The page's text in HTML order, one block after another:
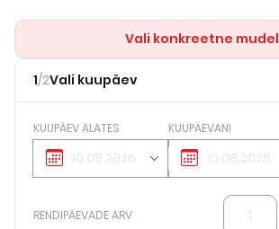
Vali konkreetne mudel
1/2Vali kuupäev
KUUPÄEV ALATES KUUPÄEVANI
RENDIPÄEVADE ARV